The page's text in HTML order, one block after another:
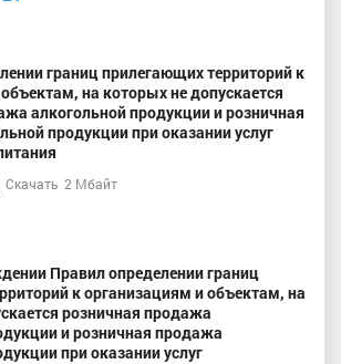
границ прилегающих территорий к
на которых не допускается
алкогольной продукции и розничная
продукции при оказании услуг
Скачать 2 Мбайт
Правил определении границ
к организациям и объектам, на
розничная продажа
и розничная продажа
при оказании услуг